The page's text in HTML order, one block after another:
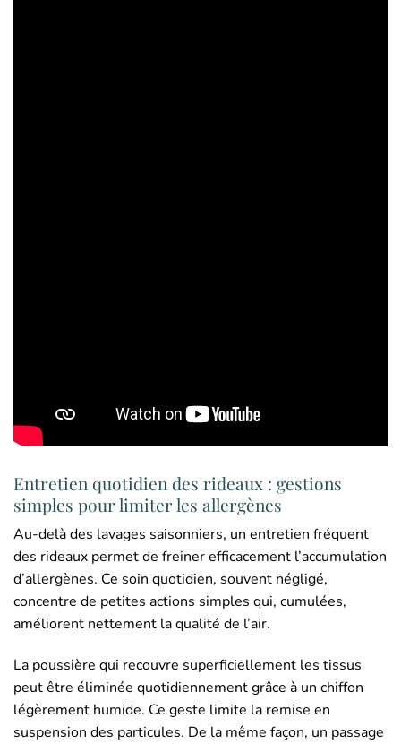
Entretien quotidien des rideaux : gestions
simples pour limiter les allergènes
Au-delà des lavages saisonniers, un entretien fréquent
des rideaux permet de freiner efficacement l’accumulation
d’allergènes. Ce soin quotidien, souvent négligé,
concentre de petites actions simples qui, cumulées,
améliorent nettement la qualité de l’air.
La poussière qui recouvre superficiellement les tissus
peut être éliminée quotidiennement grâce à un chiffon
légèrement humide. Ce geste limite la remise en
suspension des particules. De la même façon, un passage